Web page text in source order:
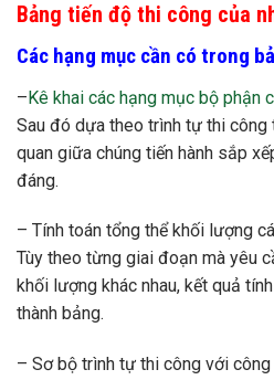
Bảng tiến độ thi công của
Các hạng mục cần có trong
–Kê khai các hạng mục bộ phận
Sau đó dựa theo trình tự thi
quan giữa chúng tiến hành sắp
đáng.
– Tính toán tổng thể khối lượng
Tùy theo từng giai đoạn mà yêu
khối lượng khác nhau, kết quả
thành bảng.
– Sơ bộ trình tự thi công với